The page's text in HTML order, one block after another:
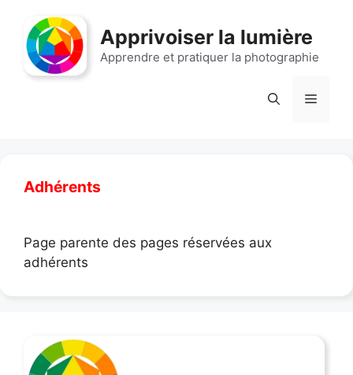
contenu
Apprivoiser la lumière
Apprendre et pratiquer la photographie
Menu
Adhérents
Page parente des pages réservées aux
adhérents